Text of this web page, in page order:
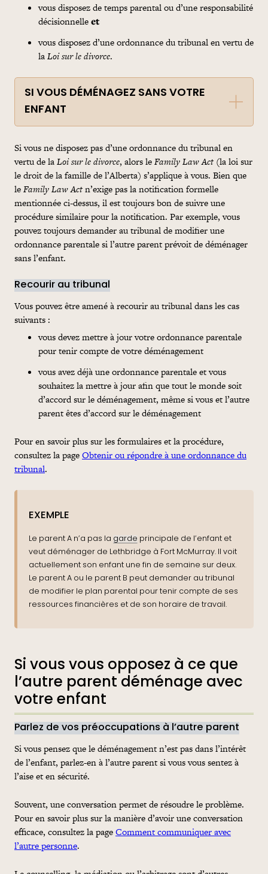
vous disposez de temps parental ou d’une responsabilité
décisionnelleet
vous disposez d’une ordonnance du tribunal en vertu de
laLoi sur le divorce.
SI VOUS DÉMÉNAGEZ SANS VOTRE
ENFANT
Si vous ne disposez pas d’une ordonnance du tribunal en
vertu de laLoi sur le divorce, alors leFamily Law Act (la loi sur
le droit de la famille de l’Alberta) s’applique à vous. Bien que
leFamily Law Actn’exige pas la notification formelle
mentionnée ci-dessus, il est toujours bon de suivre une
procédure similaire pour la notification. Par exemple, vous
pouvez toujours demander au tribunal de modifier une
ordonnance parentale si l’autre parent prévoit de déménager
sans l’enfant.
Recourir au tribunal
Vous pouvez être amené à recourir au tribunal dans les cas
suivants :
vous devez mettre à jour votre ordonnance parentale
pour tenir compte de votre déménagement
vous avez déjà une ordonnance parentale et vous
souhaitez la mettre à jour afin que tout le monde soit
d’accord sur le déménagement, même si vous et l’autre
parent êtes d’accord sur le déménagement
Pour en savoir plus sur les formulaires et la procédure,
consultez la pageObtenir ou répondre à une ordonnance du
tribunal.
EXEMPLE
Le parent A n’a pas la garde principale de l’enfant et
veut déménager de Lethbridge à Fort McMurray. Il voit
actuellement son enfant une fin de semaine sur deux.
Le parent A ou le parent B peut demander au tribunal
de modifier le plan parental pour tenir compte de ses
ressources financières et de son horaire de travail.
Si vous vous opposez à ce que
l’autre parent déménage avec
votre enfant
Parlez de vos préoccupations à l’autre parent
Si vous pensez que le déménagement n’est pas dans l’intérêt
de l’enfant, parlez-en à l’autre parent si vous vous sentez à
l’aise et en sécurité.
Souvent, une conversation permet de résoudre le problème.
Pour en savoir plus sur la manière d’avoir une conversation
efficace, consultez la pageComment communiquer avec
l’autre personne.